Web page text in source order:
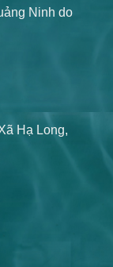
Ninh do
Hạ Long,